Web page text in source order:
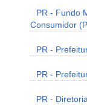
PR - Fundo
Consumidor
PR -
PR -
PR -